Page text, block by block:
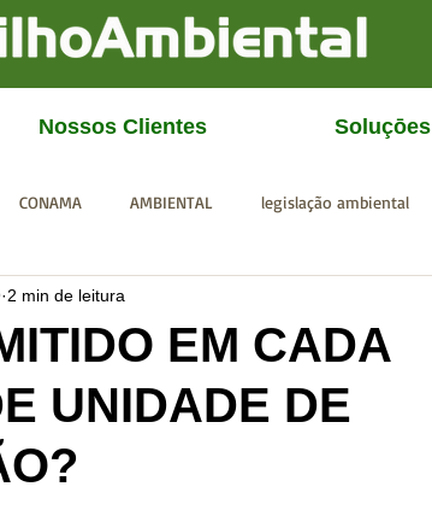
Nossos Clientes Soluçōes
CONAMA AMBIENTAL legislação ambiental
SISEMA
EM CADA
UNIDADE DE
2 min de leitura